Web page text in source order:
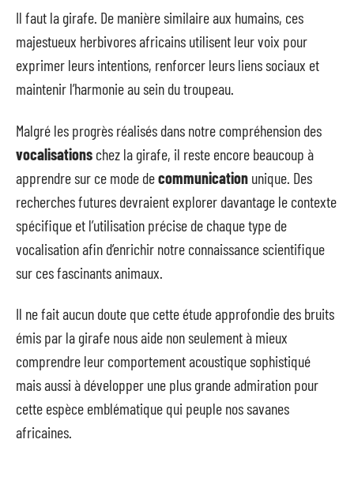
Il faut la girafe. De manière similaire aux humains, ces
majestueux herbivores africains utilisent leur voix pour
exprimer leurs intentions, renforcer leurs liens sociaux et
maintenir l’harmonie au sein du troupeau.
Malgré les progrès réalisés dans notre compréhension des
vocalisations chez la girafe, il reste encore beaucoup à
apprendre sur ce mode decommunication unique. Des
recherches futures devraient explorer davantage le contexte
spécifique et l’utilisation précise de chaque type de
vocalisation afin d’enrichir notre connaissance scientifique
sur ces fascinants animaux.
Il ne fait aucun doute que cette étude approfondie des bruits
émis par la girafe nous aide non seulement à mieux
comprendre leur comportement acoustique sophistiqué
mais aussi à développer une plus grande admiration pour
cette espèce emblématique qui peuple nos savanes
africaines.